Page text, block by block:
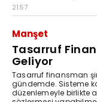
21:57
Manşet
Tasarruf
Geliyor
Tasarruf finansman
gündemde. Sisteme
düzenlemeyle birlikte